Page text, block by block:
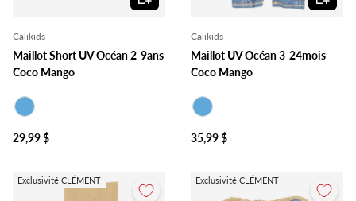
Calikids
Maillot Short UV Océan 2-9ans
Coco Mango
29,99 $
Calikids
Maillot UV Océan 3-24mois
Coco Mango
35,99 $
Exclusivité CLÉMENT Exclusivité CLÉMENT